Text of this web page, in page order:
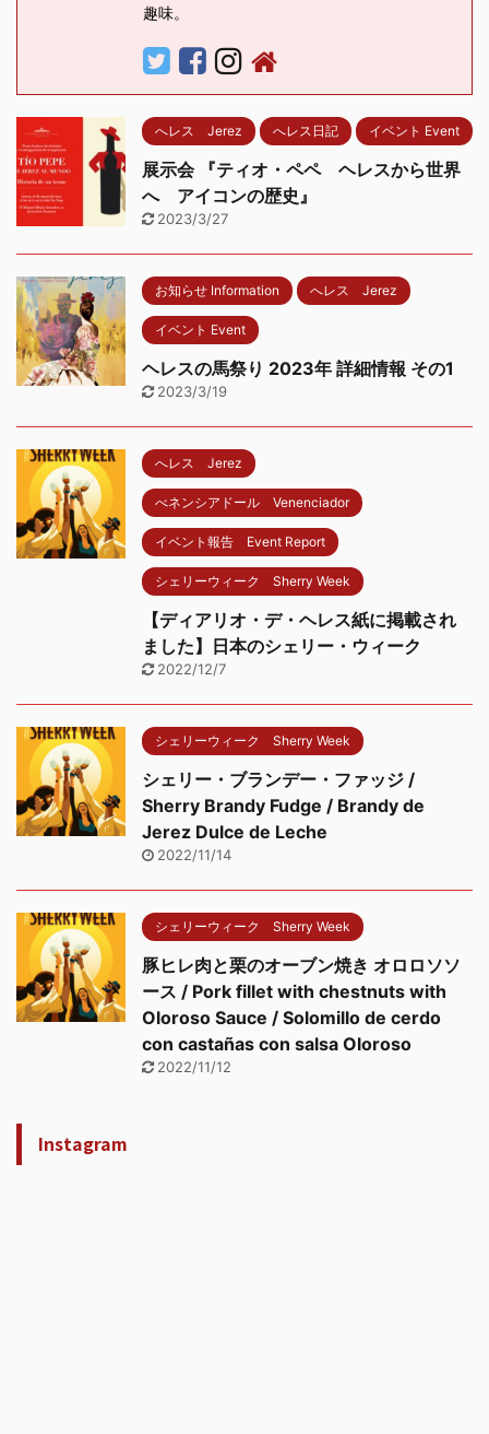
趣味。
へレス Jerez へレス日記 イベント Event
展示会 『ティオ・ペペ ヘレスから世界
へ アイコンの歴史』
2023/3/27
お知らせ Information へレス Jerez
イベント Event
ヘレスの馬祭り 2023年 詳細情報 その1
2023/3/19
へレス Jerez
べネンシアドール Venenciador
イベント報告 Event Report
シェリーウィーク Sherry Week
【ディアリオ・デ・ヘレス紙に掲載され
ました】日本のシェリー・ウィーク
2022/12/7
シェリーウィーク Sherry Week
シェリー・ブランデー・ファッジ /
Sherry Brandy Fudge / Brandy de
Jerez Dulce de Leche
2022/11/14
シェリーウィーク Sherry Week
豚ヒレ肉と栗のオーブン焼き オロロソソ
ース / Pork fillet with chestnuts with
Oloroso Sauce / Solomillo de cerdo
con castañas con salsa Oloroso
2022/11/12
Instagram